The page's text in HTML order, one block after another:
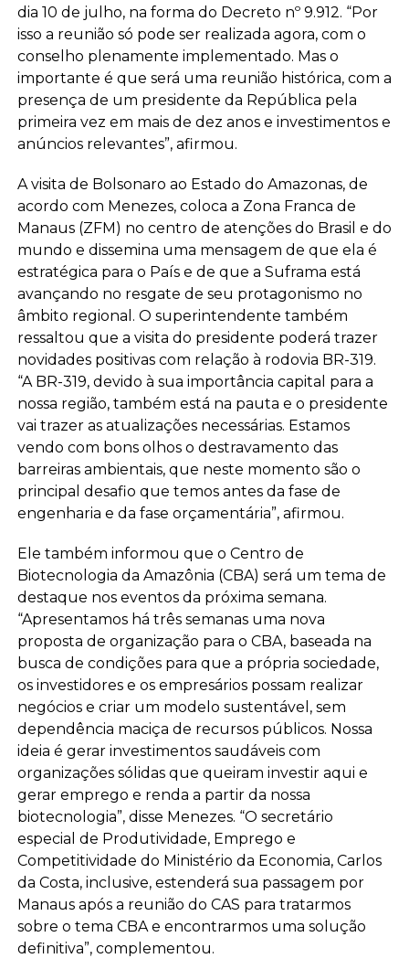
dia 10 de julho, na forma do Decreto nº 9.912. “Por
isso a reunião só pode ser realizada agora, com o
conselho plenamente implementado. Mas o
importante é que será uma reunião histórica, com a
presença de um presidente da República pela
primeira vez em mais de dez anos e investimentos e
anúncios relevantes”, afirmou.
A visita de Bolsonaro ao Estado do Amazonas, de
acordo com Menezes, coloca a Zona Franca de
Manaus (ZFM) no centro de atenções do Brasil e do
mundo e dissemina uma mensagem de que ela é
estratégica para o País e de que a Suframa está
avançando no resgate de seu protagonismo no
âmbito regional. O superintendente também
ressaltou que a visita do presidente poderá trazer
novidades positivas com relação à rodovia BR-319.
“A BR-319, devido à sua importância capital para a
nossa região, também está na pauta e o presidente
vai trazer as atualizações necessárias. Estamos
vendo com bons olhos o destravamento das
barreiras ambientais, que neste momento são o
principal desafio que temos antes da fase de
engenharia e da fase orçamentária”, afirmou.
Ele também informou que o Centro de
Biotecnologia da Amazônia (CBA) será um tema de
destaque nos eventos da próxima semana.
“Apresentamos há três semanas uma nova
proposta de organização para o CBA, baseada na
busca de condições para que a própria sociedade,
os investidores e os empresários possam realizar
negócios e criar um modelo sustentável, sem
dependência maciça de recursos públicos. Nossa
ideia é gerar investimentos saudáveis com
organizações sólidas que queiram investir aqui e
gerar emprego e renda a partir da nossa
biotecnologia”, disse Menezes. “O secretário
especial de Produtividade, Emprego e
Competitividade do Ministério da Economia, Carlos
da Costa, inclusive, estenderá sua passagem por
Manaus após a reunião do CAS para tratarmos
sobre o tema CBA e encontrarmos uma solução
definitiva”, complementou.